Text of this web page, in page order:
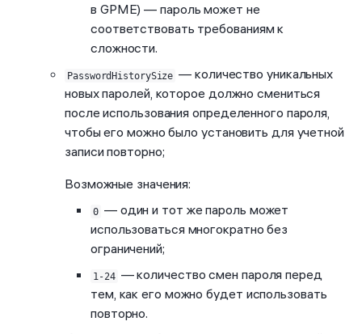
в GPME) — пароль может не
соответствовать требованиям к
сложности.
PasswordHistorySize — количество уникальных
новых паролей, которое должно смениться
после использования определенного пароля,
чтобы его можно было установить для учетной
записи повторно;
Возможные значения:
0 — один и тот же пароль может
использоваться многократно без
ограничений;
1-24 — количество смен пароля перед
тем, как его можно будет использовать
повторно.